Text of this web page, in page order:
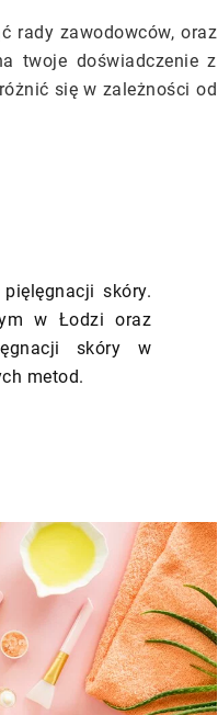
rady zawodowców, oraz
twoje doświadczenie z
się w zależności od
skóry.
w Łodzi oraz
skóry w
metod.